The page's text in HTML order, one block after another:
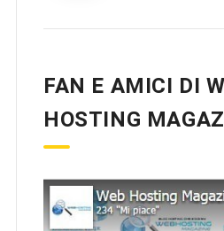
FAN E AMICI DI
HOSTING